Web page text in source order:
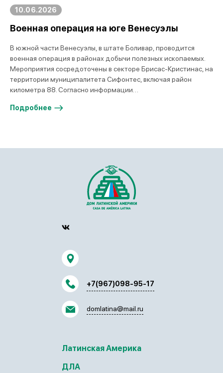
10.06.2026
Военная операция на юге Венесуэлы
В южной части Венесуэлы, в штате Боливар, проводится
военная операция в районах добычи полезных ископаемых.
Мероприятия сосредоточены в секторе Брисас-Кристинас, на
территории муниципалитета Сифонтес, включая район
километра 88. Согласно информации…
Подробнее
+7(967)098-95-17
domlatina@mail.ru
Латинская Америка
ДЛА